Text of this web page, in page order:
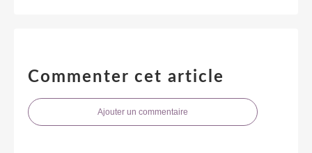
Commenter cet article
Ajouter un commentaire